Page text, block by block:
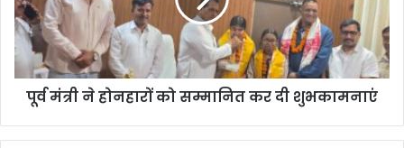
पूर्व मंत्री ने होनहारों को सम्मानित कर दी शुभकामनाएं